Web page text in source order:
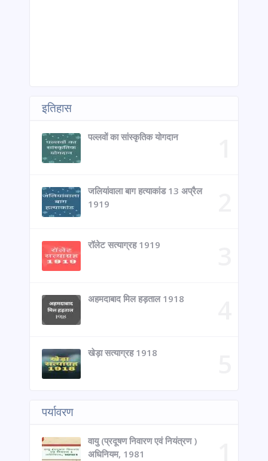
इतिहास
पल्लवों का सांस्कृतिक योगदान
जलियांवाला बाग हत्याकांड 13 अप्रैल
1919
रॉलेट सत्याग्रह 1919
अहमदाबाद मिल हड़ताल 1918
खेड़ा सत्याग्रह 1918
पर्यावरण
वायु (प्रदूषण निवारण एवं नियंत्रण )
अधिनियम, 1981